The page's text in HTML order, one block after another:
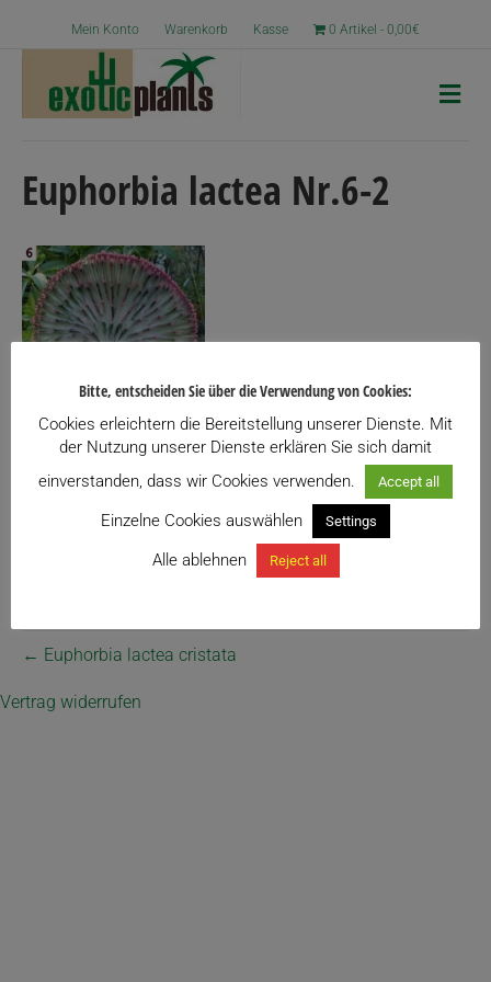
Mein Konto Warenkorb Kasse 0 Artikel 0,00€
N
a
Euphorbia lactea Nr.6-2
← Euphorbia lactea cristata
Vertrag widerrufen
Bitte, entscheiden Sie über die Verwendung von Cookies:
Cookies erleichtern die Bereitstellung unserer Dienste. Mit
der Nutzung unserer Dienste erklären Sie sich damit
einverstanden, dass wir Cookies verwenden.
Accept all
Einzelne Cookies auswählen Settings
Alle ablehnen Reject all